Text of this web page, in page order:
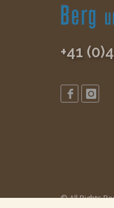
+41
© All Rights